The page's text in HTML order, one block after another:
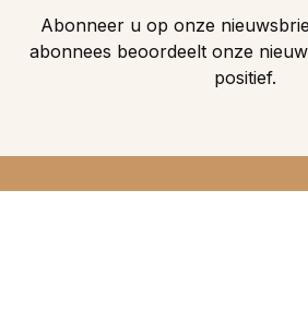
Abonneer u op onze
abonnees beoordeelt onze
positief.